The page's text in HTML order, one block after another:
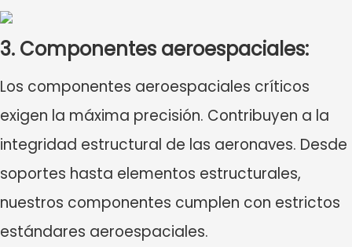
3. Componentes aeroespaciales:
Los componentes aeroespaciales críticos
exigen la máxima precisión. Contribuyen a la
integridad estructural de las aeronaves. Desde
soportes hasta elementos estructurales,
nuestros componentes cumplen con estrictos
estándares aeroespaciales.